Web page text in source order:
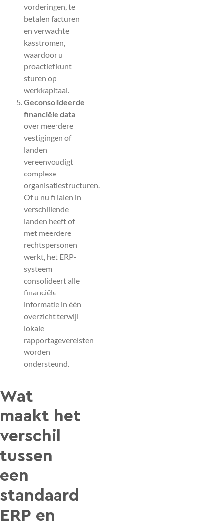
vorderingen, te
betalen facturen
en verwachte
kasstromen,
waardoor u
proactief kunt
sturen op
werkkapitaal.
Geconsolideerde
financiële data
over meerdere
vestigingen of
landen
vereenvoudigt
complexe
organisatiestructuren.
Of u nu filialen in
verschillende
landen heeft of
met meerdere
rechtspersonen
werkt, het ERP-
systeem
consolideert alle
financiële
informatie in één
overzicht terwijl
lokale
rapportagevereisten
worden
ondersteund.
Wat
maakt het
verschil
tussen
een
standaard
ERP en